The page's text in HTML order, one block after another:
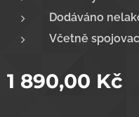
Dodáváno
Včetně
1 890,00 Kč